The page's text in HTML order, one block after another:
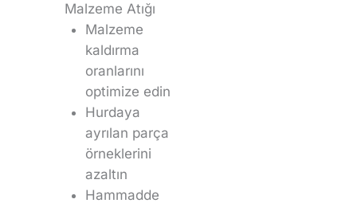
Malzeme Atığı
Malzeme
kaldırma
oranlarını
optimize edin
Hurdaya
ayrılan parça
örneklerini
azaltın
Hammadde